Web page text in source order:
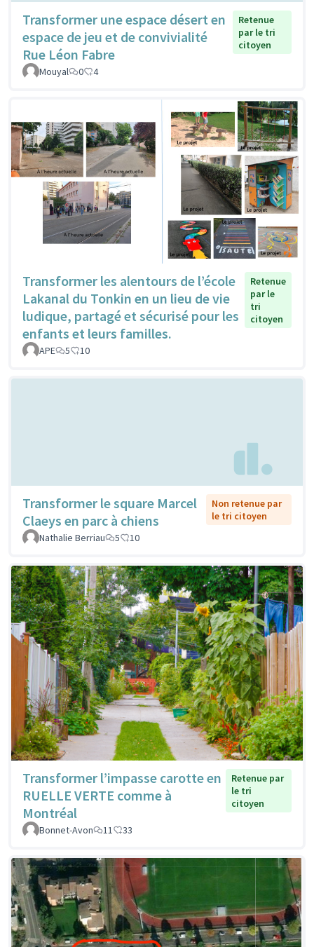
Transformer une espace désert en
espace de jeu et de convivialité
Rue Léon Fabre
Retenue
par le tri
citoyen
Mouyal 0 4
Transformer les alentours de l’école
Lakanal du Tonkin en un lieu de vie
ludique, partagé et sécurisé pour les
enfants et leurs familles.
Retenue
par le
tri
citoyen
APE 5 10
Transformer le square Marcel
Claeys en parc à chiens
Non retenue par
le tri citoyen
Nathalie Berriau
5 10
Transformer l’impasse carotte en
RUELLE VERTE comme à
Montréal
Retenue par
le tri
citoyen
Bonnet-Avon 11 33